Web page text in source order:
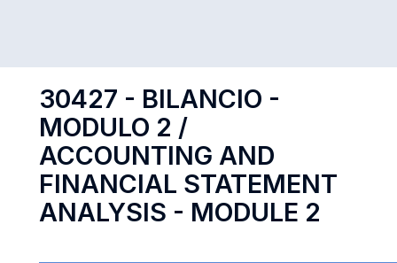
30427 - BILANCIO -
MODULO 2 /
ACCOUNTING AND
FINANCIAL STATEMENT
ANALYSIS - MODULE 2